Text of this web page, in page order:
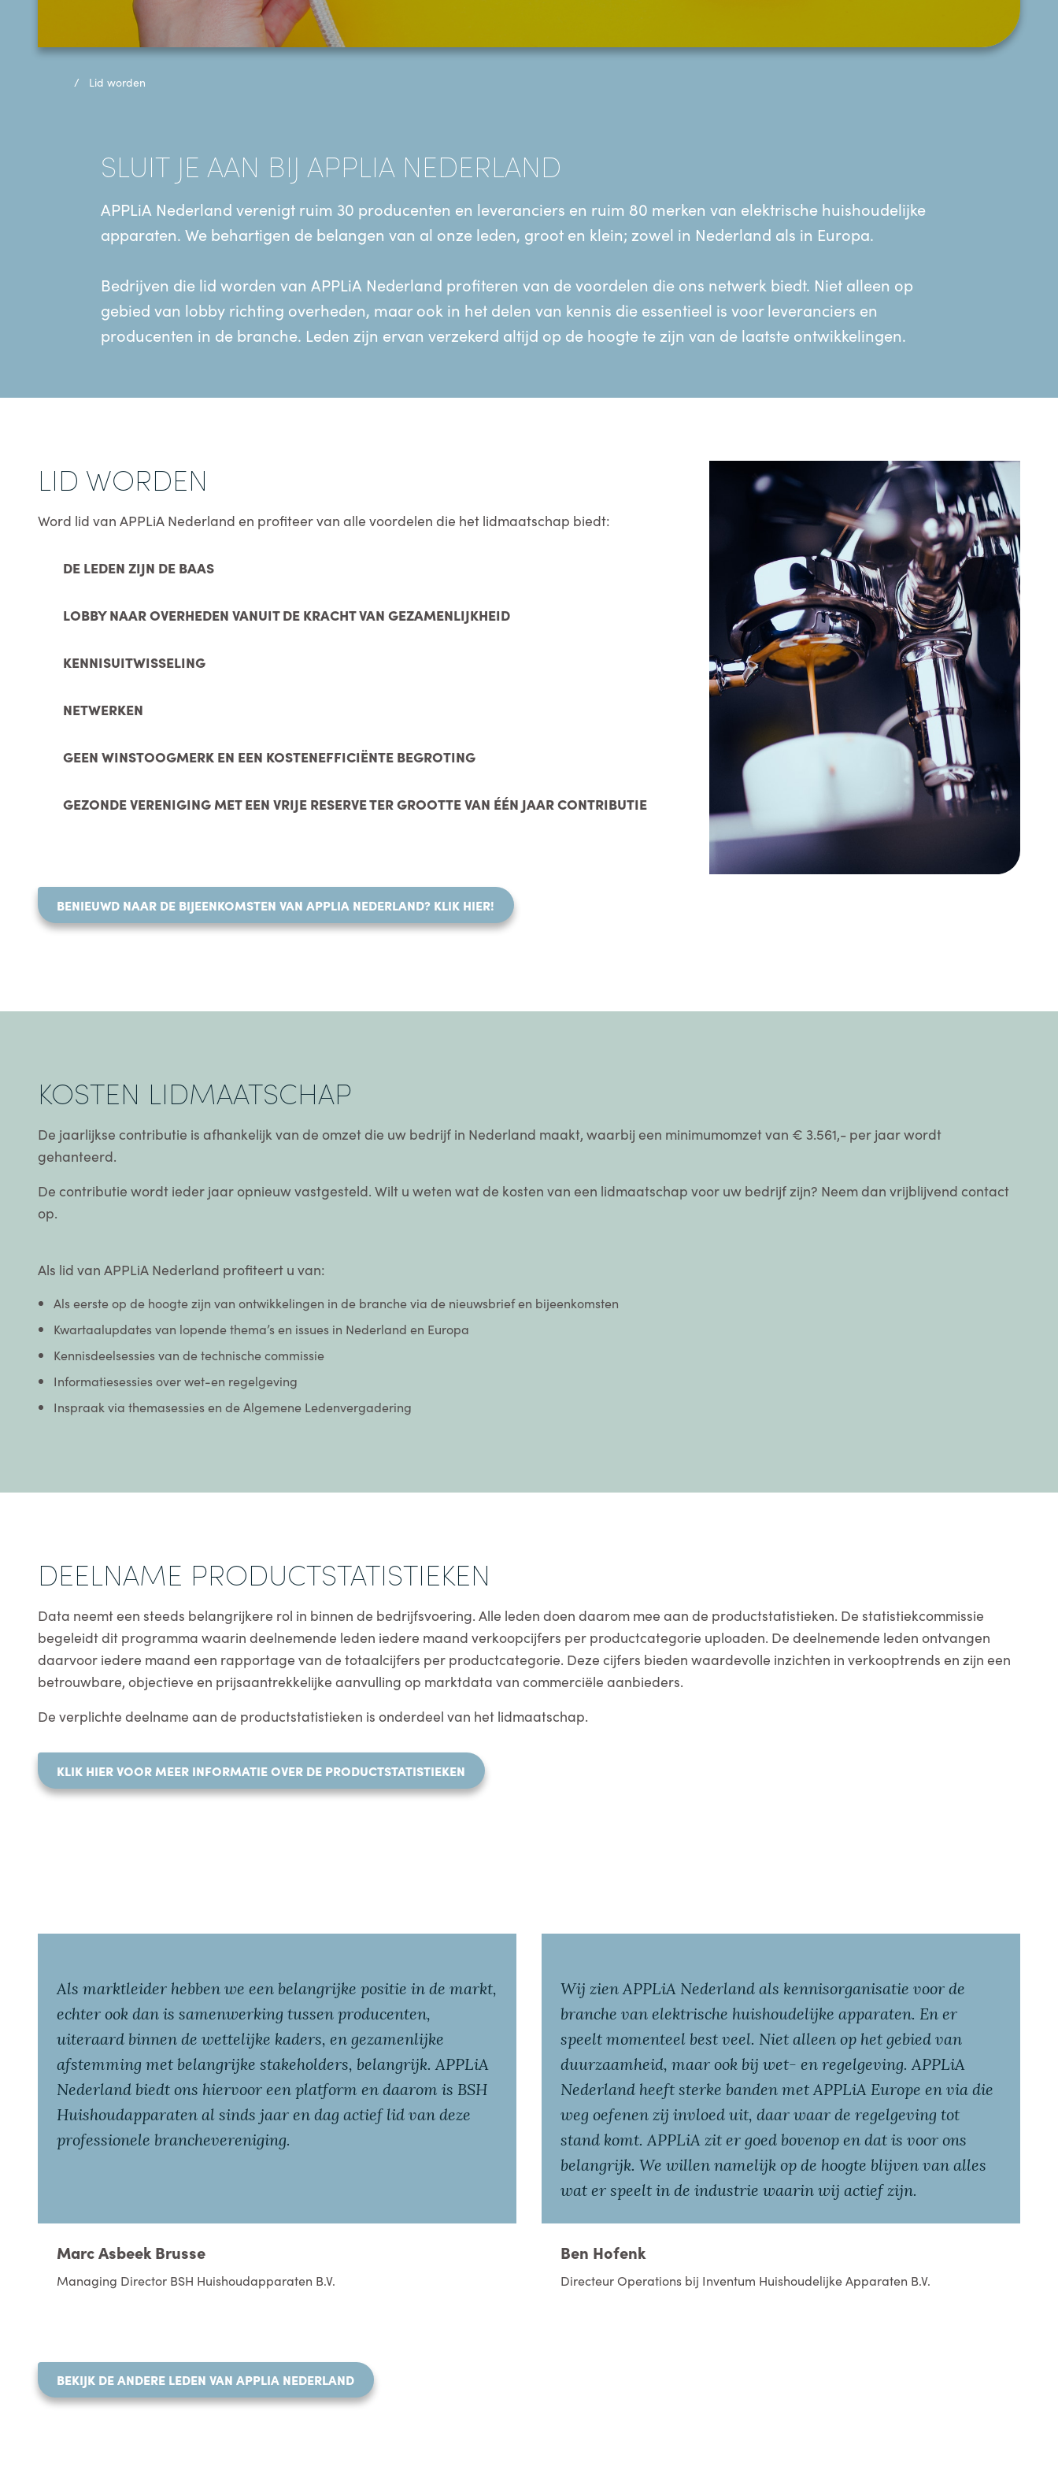
Lid worden
SLUIT JE AAN BIJ APPLIA NEDERLAND
APPLiA Nederland verenigt ruim 30 producenten en leveranciers en ruim 80 merken van elektrische huishoudelijke
apparaten. We behartigen de belangen van al onze leden, groot en klein; zowel in Nederland als in Europa.
Bedrijven die lid worden van APPLiA Nederland profiteren van de voordelen die ons netwerk biedt. Niet alleen op
gebied van lobby richting overheden, maar ook in het delen van kennis die essentieel is voor leveranciers en
producenten in de branche. Leden zijn ervan verzekerd altijd op de hoogte te zijn van de laatste ontwikkelingen.
LID WORDEN
Word lid van APPLiA Nederland en profiteer van alle voordelen die het lidmaatschap biedt:
DE LEDEN ZIJN DE BAAS
LOBBY NAAR OVERHEDEN VANUIT DE KRACHT VAN GEZAMENLIJKHEID
KENNISUITWISSELING
NETWERKEN
GEEN WINSTOOGMERK EN EEN KOSTENEFFICIËNTE BEGROTING
GEZONDE VERENIGING MET EEN VRIJE RESERVE TER GROOTTE VAN ÉÉN JAAR CONTRIBUTIE
BENIEUWD NAAR DE BIJEENKOMSTEN VAN APPLIA NEDERLAND? KLIK HIER!
KOSTEN LIDMAATSCHAP
De jaarlijkse contributie is afhankelijk van de omzet die uw bedrijf in Nederland maakt, waarbij een minimumomzet van € 3.561,- per jaar wordt
gehanteerd.
De contributie wordt ieder jaar opnieuw vastgesteld. Wilt u weten wat de kosten van een lidmaatschap voor uw bedrijf zijn? Neem dan vrijblijvend contact
op.
Als lid van APPLiA Nederland profiteert u van:
Als eerste op de hoogte zijn van ontwikkelingen in de branche via de nieuwsbrief en bijeenkomsten
Kwartaalupdates van lopende thema’s en issues in Nederland en Europa
Kennisdeelsessies van de technische commissie
Informatiesessies over wet-en regelgeving
Inspraak via themasessies en de Algemene Ledenvergadering
DEELNAME PRODUCTSTATISTIEKEN
Data neemt een steeds belangrijkere rol in binnen de bedrijfsvoering. Alle leden doen daarom mee aan de productstatistieken. De statistiekcommissie
begeleidt dit programma waarin deelnemende leden iedere maand verkoopcijfers per productcategorie uploaden. De deelnemende leden ontvangen
daarvoor iedere maand een rapportage van de totaalcijfers per productcategorie. Deze cijfers bieden waardevolle inzichten in verkooptrends en zijn een
betrouwbare, objectieve en prijsaantrekkelijke aanvulling op marktdata van commerciële aanbieders.
De verplichte deelname aan de productstatistieken is onderdeel van het lidmaatschap.
KLIK HIER VOOR MEER INFORMATIE OVER DE PRODUCTSTATISTIEKEN
Als marktleider hebben we een belangrijke positie in de markt,
echter ook dan is samenwerking tussen producenten,
uiteraard binnen de wettelijke kaders, en gezamenlijke
afstemming met belangrijke stakeholders, belangrijk. APPLiA
Nederland biedt ons hiervoor een platform en daarom is BSH
Huishoudapparaten al sinds jaar en dag actief lid van deze
professionele branchevereniging.
Marc Asbeek Brusse
Managing Director BSH Huishoudapparaten B.V.
Wij zien APPLiA Nederland als kennisorganisatie voor de
branche van elektrische huishoudelijke apparaten. En er
speelt momenteel best veel. Niet alleen op het gebied van
duurzaamheid, maar ook bij wet- en regelgeving. APPLiA
Nederland heeft sterke banden met APPLiA Europe en via die
weg ­­oefenen zij invloed uit, daar waar de regelgeving tot
stand komt. APPLiA zit er goed bovenop en dat is voor ons
belangrijk. We willen namelijk op de hoogte blijven van alles
wat er speelt in de industrie waarin wij actief zijn.
Ben Hofenk
Directeur Operations bij Inventum Huishoudelijke Apparaten B.V.
BEKIJK DE ANDERE LEDEN VAN APPLIA NEDERLAND